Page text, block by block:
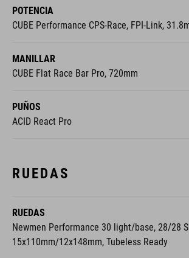
POTENCIA
CUBE Performance CPS-Race, FPI-Link,
MANILLAR
CUBE Flat Race Bar Pro, 720mm
PUÑOS
ACID React Pro
RUEDAS
RUEDAS
Newmen Performance 30 light/base, 28/28
15x110mm/12x148mm, Tubeless Ready